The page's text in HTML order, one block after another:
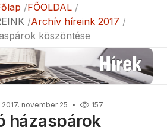
FŐOLDAL
Archív híreink 2017
köszöntése
2017. november 25 157
házaspárok